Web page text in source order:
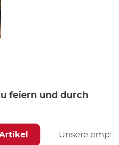
feiern und durch
Unsere